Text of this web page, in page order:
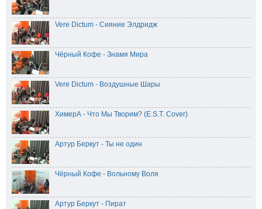
Vere Dictum - Сияние Элдридж
Чёрный Кофе - Знамя Мира
Vere Dictum - Воздушные Шары
ХимерА - Что Мы Творим? (E.S.T. Cover)
Артур Беркут - Ты не один
Чёрный Кофе - Вольному Воля
Артур Беркут - Пират